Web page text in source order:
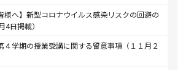
様へ】新型コロナウイルス感染リスクの回避の
日掲載）
４学期の授業受講に関する留意事項（１１月２